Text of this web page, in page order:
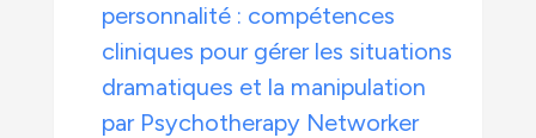
personnalité : compétences
cliniques pour gérer les situations
dramatiques et la manipulation
par Psychotherapy Networker